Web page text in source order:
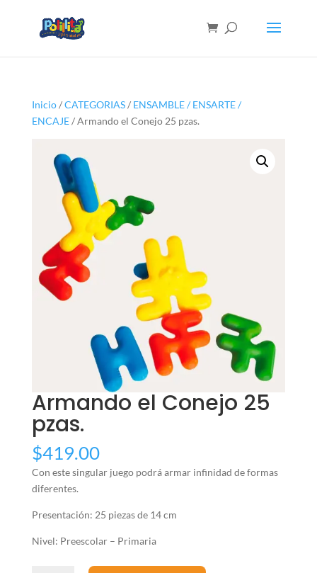
Inicio/CATEGORIAS/ ENSAMBLE / ENSARTE /
ENCAJE/ Armando el Conejo 25 pzas.
Armando el Conejo 25
pzas.
$419.00
Con este singular juego podrá armar infinidad de formas
diferentes.
Presentación: 25 piezas de 14 cm
Nivel: Preescolar – Primaria